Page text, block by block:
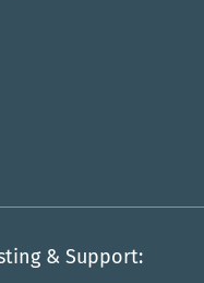
& Support: